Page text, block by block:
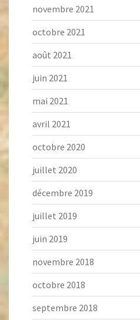
novembre 2021
octobre 2021
août 2021
juin 2021
mai 2021
avril 2021
octobre 2020
juillet 2020
décembre 2019
juillet 2019
juin 2019
novembre 2018
octobre 2018
septembre 2018